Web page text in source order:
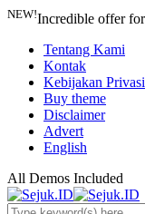
NEW!Incredible offer
Tentang Kami
Kontak
Kebijakan Privasi
Buy theme
Disclaimer
Advert
English
All Demos Included